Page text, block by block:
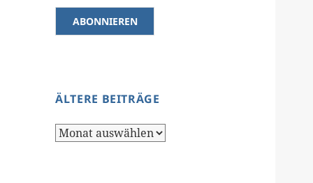
ÄLTERE BEITRÄGE
Ältere